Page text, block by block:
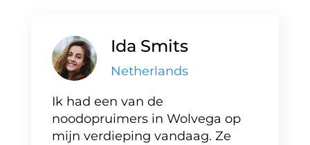
Ida Smits
Netherlands
Ik had een van de
noodopruimers in Wolvega op
mijn verdieping vandaag. Ze